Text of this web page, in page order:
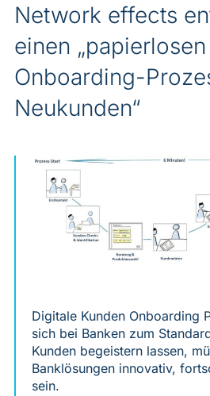
Network effects
einen
Onboarding-
Neukunden“​
Digitale Kunden Onboarding
sich bei Banken zum
Kunden begeistern lassen,
Banklösungen innovativ,
sein.